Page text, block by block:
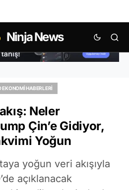
Ninja News
EKONOMI HABERLERI
Neler
Çin’e Gidiyor,
Yoğun
yoğun veri akışıyla
açıklanacak